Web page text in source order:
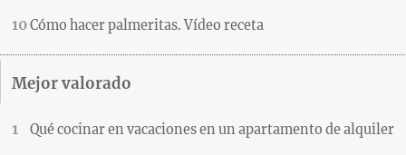
Cómo hacer palmeritas. Vídeo receta
Mejor valorado
Qué cocinar en vacaciones en un apartamento de alquiler